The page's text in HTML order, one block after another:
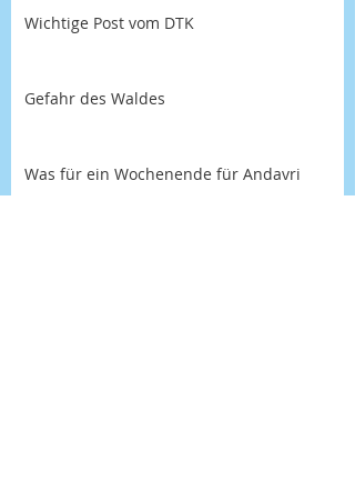
Wichtige Post vom DTK
Gefahr des Waldes
Was für ein Wochenende für Andavri